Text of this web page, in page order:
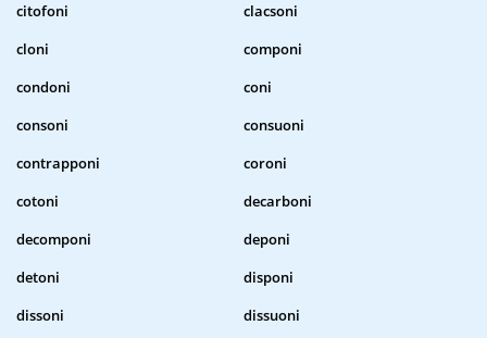
citofoni
clacsoni
cloni
componi
condoni
coni
consoni
consuoni
contrapponi
coroni
cotoni
decarboni
decomponi
deponi
detoni
disponi
dissoni
dissuoni